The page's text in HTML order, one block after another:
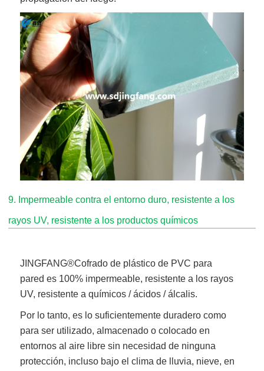
9. Impermeable contra el entorno duro, resistente a los
rayos UV, resistente a los productos químicos
JINGFANG®Cofrado de plástico de PVC para
pared es 100% impermeable, resistente a los rayos
UV, resistente a químicos / ácidos / álcalis.
Por lo tanto, es lo suficientemente duradero como
para ser utilizado, almacenado o colocado en
entornos al aire libre sin necesidad de ninguna
protección, incluso bajo el clima de lluvia, nieve, en